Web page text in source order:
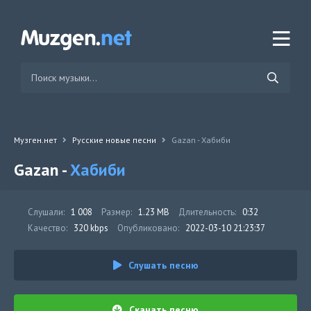
Музген.нет Русские новые песни Gazan - Хабиби
Gazan -Хабиби
Слушали: 1 008 Размер: 1.23 MB Длительность: 0:32
Качество: 320 kbps Опубликовано: 2022-03-10 21:23:37
Слушать песню